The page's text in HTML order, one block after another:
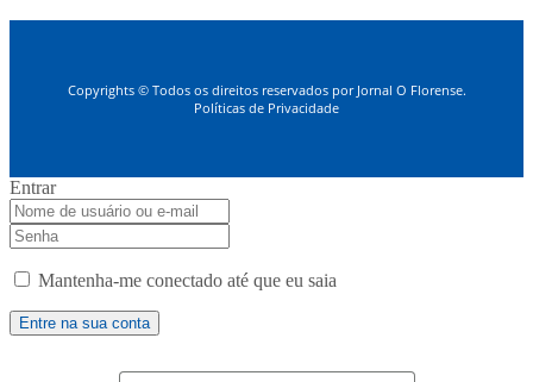
Copyrights © Todos os direitos reservados por Jornal O Florense.
Políticas de Privacidade
Entrar
Mantenha-me conectado até que eu saia